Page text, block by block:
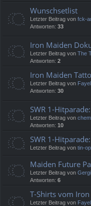
Wunschsetlist
Letzter Beitrag von fck-
Antworten: 33
Iron Maiden
Letzter Beitrag von The
Antworten: 2
Iron Maiden
Letzter Beitrag von
Antworten: 30
SWR 1-
Letzter Beitrag von
Antworten: 10
SWR 1-
Letzter Beitrag von tin-
Maiden Future
Letzter Beitrag von
Antworten: 6
T-Shirts vom
Letzter Beitrag von